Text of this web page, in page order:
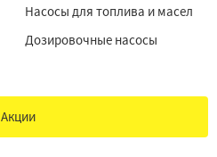
Насосы для топлива и масел
Дозировочные насосы
Акции